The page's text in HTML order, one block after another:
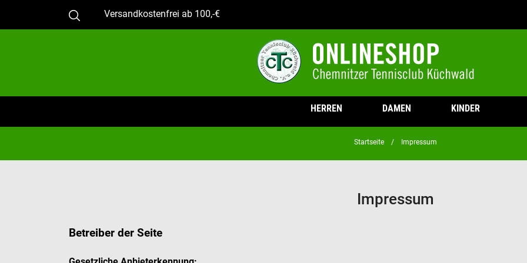
Versandkostenfrei ab 100,-€
HERREN DAMEN KINDER
Startseite Impressum
Impressum
Betreiber der Seite